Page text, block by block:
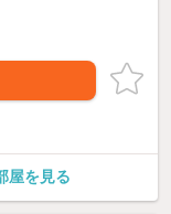
屋を見る